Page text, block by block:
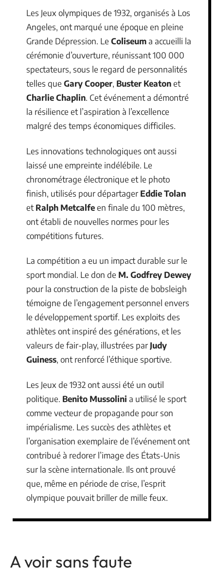
Les Jeux olympiques de 1932, organisés à Los
Angeles, ont marqué une époque en pleine
Grande Dépression. Le Coliseuma accueilli la
cérémonie d’ouverture, réunissant 100 000
spectateurs, sous le regard de personnalités
telles que Gary Cooper, Buster Keatonet
Charlie Chaplin. Cet événement a démontré
la résilience et l’aspiration à l’excellence
malgré des temps économiques difficiles.
Les innovations technologiques ont aussi
laissé une empreinte indélébile. Le
chronométrage électronique et le photo
finish, utilisés pour départager Eddie Tolan
et Ralph Metcalfeen finale du 100 mètres,
ont établi de nouvelles normes pour les
compétitions futures.
La compétition a eu un impact durable sur le
sport mondial. Le don de M. Godfrey Dewey
pour la construction de la piste de bobsleigh
témoigne de l’engagement personnel envers
le développement sportif. Les exploits des
athlètes ont inspiré des générations, et les
valeurs de fair-play, illustrées par Judy
Guiness, ont renforcé l’éthique sportive.
Les Jeux de 1932 ont aussi été un outil
politique. Benito Mussolini a utilisé le sport
comme vecteur de propagande pour son
impérialisme. Les succès des athlètes et
l’organisation exemplaire de l’événement ont
contribué à redorer l’image des États-Unis
sur la scène internationale. Ils ont prouvé
que, même en période de crise, l’esprit
olympique pouvait briller de mille feux.
A voir sans faute